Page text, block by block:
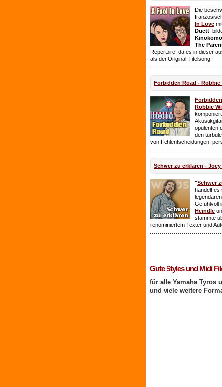
Die
In Love
Duett ,
The
Repertoire, da es in dieser
als der Original-Titelsong.
Forbidden Road - Robbie
Robbie
opulenten
den
von Fehlentscheidungen,
Schwer zu erklären - Joey
"Schwer
handelt es
Gefühlvoll
Heindle
stammte
renommiertem Texter und
Gute Styles und Midi
für alle Yamaha Tyros
und viele weitere